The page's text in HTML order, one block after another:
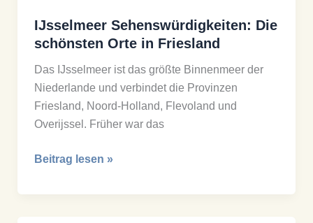
IJsselmeer Sehenswürdigkeiten: Die
schönsten Orte in Friesland
Das IJsselmeer ist das größte Binnenmeer der
Niederlande und verbindet die Provinzen
Friesland, Noord-Holland, Flevoland und
Overijssel. Früher war das
IJsselmeer
Die
Beitrag lesen »